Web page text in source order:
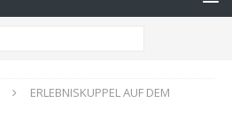
ERLEBNISKUPPEL AUF DEM